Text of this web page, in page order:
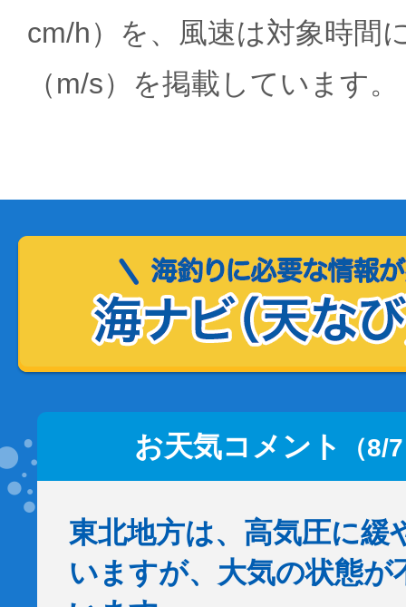
cm/h）を、風速は対象時間
（m/s）を掲載しています。
お天気コメント （8/
東北地方は、高気圧に緩
いますが、大気の状態が